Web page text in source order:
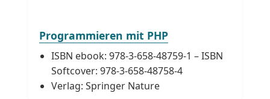
Programmieren mit PHP
ISBN ebook: 978-3-658-48759-1 – ISBN
Softcover: 978-3-658-48758-4
Verlag: Springer Nature